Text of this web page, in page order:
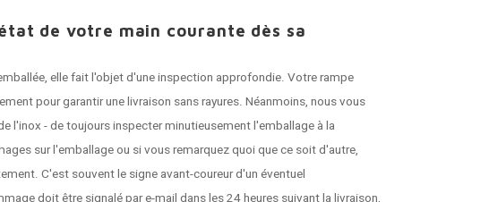
de votre main courante dès sa
elle fait l'objet d'une inspection approfondie. Votre rampe
pour garantir une livraison sans rayures. Néanmoins, nous vous
l'inox - de toujours inspecter minutieusement l'emballage à la
sur l'emballage ou si vous remarquez quoi que ce soit d'autre,
C'est souvent le signe avant-coureur d'un éventuel
doit être signalé par e-mail dans les 24 heures suivant la livraison,